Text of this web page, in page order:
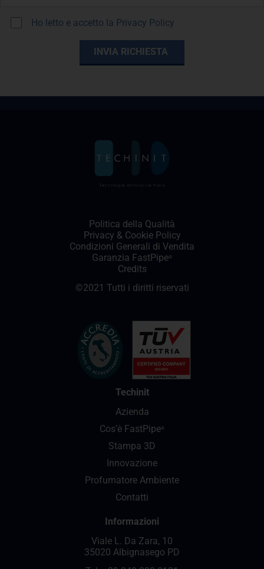
Ho letto e accetto la Privacy Policy
Politica della Qualità
Privacy & Cookie Policy
Condizioni Generali di Vendita
Garanzia FastPipe ®
Credits
©2021 Tutti i diritti riservati
Techinit
Azienda
Cos’è FastPipe ®
Stampa 3D
Innovazione
Profumatore Ambiente
Contatti
Informazioni
Viale L. Da Zara, 10
35020 Albignasego PD